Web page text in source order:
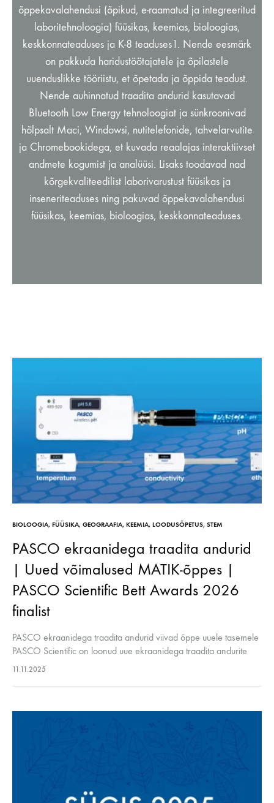
õppekavalahendusi (õpikud, e-raamatud ja integreeritud
laboritehnoloogia) füüsikas, keemias, bioloogias,
keskkonnateaduses ja K-8 teaduses1. Nende eesmärk
on pakkuda haridustöötajatele ja õpilastele
uuenduslikke tööriistu, et õpetada ja õppida teadust.
Nende auhinnatud traadita andurid kasutavad
Bluetooth Low Energy tehnoloogiat ja sünkroonivad
hõlpsalt Maci, Windowsi, nutitelefonide, tahvelarvutite
ja Chromebookidega, et kuvada reaalajas interaktiivset
andmete kogumist ja analüüsi. Lisaks toodavad nad
kõrgekvaliteedilist laborivarustust füüsikas ja
inseneriteaduses ning pakuvad õppekavalahendusi
füüsikas, keemias, bioloogias, keskkonnateaduses.
BIOLOOGIA, FÜÜSIKA, GEOGRAAFIA, KEEMIA, LOODUSÕPETUS, STEM
PASCO ekraanidega traadita andurid
| Uued võimalused MATIK-õppes |
PASCO Scientific Bett Awards 2026
finalist
PASCO ekraanidega traadita andurid viivad õppe uuele tasemele
PASCO Scientific on loonud uue ekraanidega traadita andurite
seeria, mis pakub õpetajatele ja õpilastele täiesti uusi võimalusi
11.11.2025